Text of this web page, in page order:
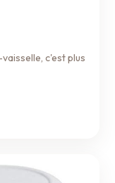
c'est plus